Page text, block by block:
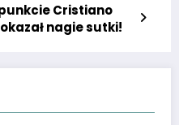
Cristiano
nagie sutki!